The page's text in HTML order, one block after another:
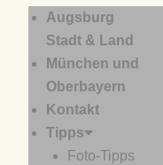
Augsburg
Stadt & Land
München und
Oberbayern
Kontakt
Tipps
Foto-Tipps